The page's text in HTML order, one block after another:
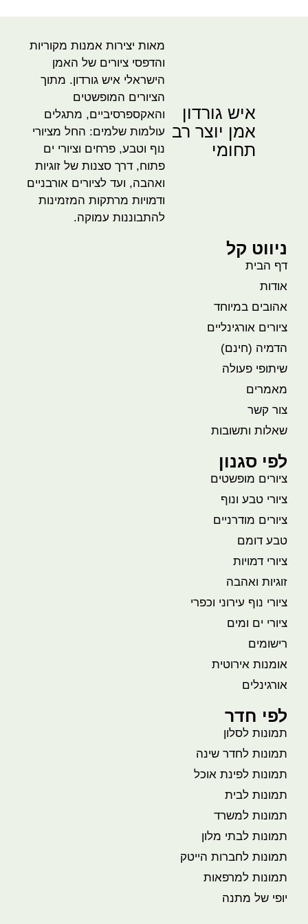
איש גורדון
אמן יוצר רב
תחומי
מאות יצירות אמנות מקוריות
והדפסי ציורים של האמן
הישראלי איש גורדון. מתוך
הציורים המופשטים
והאקספרסיביים, מתגלים
עולמות שלמים: החל מציורי
נוף וטבע, פרחים וציורי ים
פתוח, דרך סצנות של זוגיות
ואהבה, ועד לציורים אורבניים
ודמויות מרתקות המזמינות
להתבוננות עמוקה.
ניווט קל
דף הבית
אודות
אהובים במיוחד
ציורים אורגינליים
הדמיה (חינם)
שיתופי פעולה
מאמרים
צור קשר
שאלות ותשובות
לפי סגנון
ציורים מופשטים
ציורי טבע ונוף
ציורים מודרניים
טבע דומם
ציורי דמויות
זוגיות ואהבה
ציורי נוף עירוני וכפרי
ציורי ים ומים
רישומים
אומנות אירוטית
אורגינלים
לפי חדר
תמונות לסלון
תמונות לחדר שינה
תמונות לפינת אוכל
תמונות לבית
תמונות למשרד
תמונות לבתי מלון
תמונות לחברות הייטק
תמונות למרפאות
יופי של מתנה